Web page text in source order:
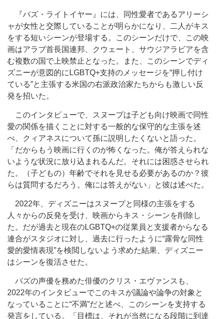
『バズ・ライトイヤー』には、同性愛者であるアリーシ
ャが女性と交際していることが明らかになり、二人がキス
をする短いシーンが登場する。このシーンだけで、この映
画はアラブ首長国連邦、クウェート、サウジアラビアを含
む複数の国で上映禁止となった。また、このシーンでディ
ズニーが意図的にLGBTQ+支持のメッセージを“押し付け
ている”と主張する米国の右派政治家たちからも激しい反
発を招いた。
このインタビューで、スヌープは子ども向け映画で同性
愛の関係を描くことに対する一般的な保守的な主張を述
べ、クィアネスについて孫に説明したくないと語った。
「だからもう映画に行くのが怖くなった。俺が答えられな
いような状況に放り込まれるんだ。それには困惑させられ
た。（子どもの）年齢でそれを見せる必要があるのか？彼
らは質問するだろう。俺には答えがない」と彼は述べた。
2022年、ディズニーはスヌープと同様の主張をする
人々からの反発を受け、映画からキス・シーンを削除し
た。だが過去と現在のLGBTQ+の従業員と支援者からなる
連合がスタジオに対し、過去に行ったように“露骨な同性
愛的愛情表現”を検閲しないよう求めた結果、ディズニー
はシーンを復活させた。
バズの声優を務めた俳優のクリス・エヴァンスも、
2022年のインタビューでこのキスが議論や論争の対象と
なっていることに“不満”だと述べ、このシーンを支持する
発言をしている。「目標は、それが当然になる段階に到達